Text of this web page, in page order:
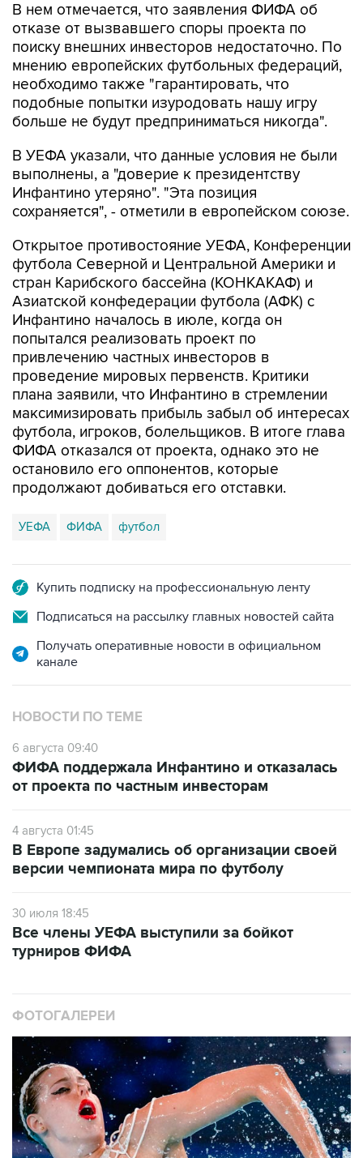
В нем отмечается, что заявления ФИФА об
отказе от вызвавшего споры проекта по
поиску внешних инвесторов недостаточно. По
мнению европейских футбольных федераций,
необходимо также "гарантировать, что
подобные попытки изуродовать нашу игру
больше не будут предприниматься никогда".
В УЕФА указали, что данные условия не были
выполнены, а "доверие к президентству
Инфантино утеряно". "Эта позиция
сохраняется", - отметили в европейском союзе.
Открытое противостояние УЕФА, Конференции
футбола Северной и Центральной Америки и
стран Карибского бассейна (КОНКАКАФ) и
Азиатской конфедерации футбола (АФК) с
Инфантино началось в июле, когда он
попытался реализовать проект по
привлечению частных инвесторов в
проведение мировых первенств. Критики
плана заявили, что Инфантино в стремлении
максимизировать прибыль забыл об интересах
футбола, игроков, болельщиков. В итоге глава
ФИФА отказался от проекта, однако это не
остановило его оппонентов, которые
продолжают добиваться его отставки.
УЕФА ФИФА футбол
Купить подписку на профессиональную ленту
Подписаться на рассылку главных новостей сайта
Получать оперативные новости в официальном
канале
НОВОСТИ ПО ТЕМЕ
6 августа 09:40
ФИФА поддержала Инфантино и отказалась
от проекта по частным инвесторам
4 августа 01:45
В Европе задумались об организации своей
версии чемпионата мира по футболу
30 июля 18:45
Все члены УЕФА выступили за бойкот
турниров ФИФА
ФОТОГАЛЕРЕИ